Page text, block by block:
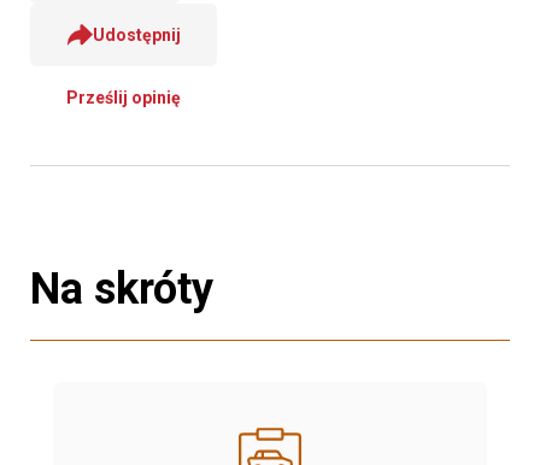
Udostępnij
Prześlij opinię
Na skróty